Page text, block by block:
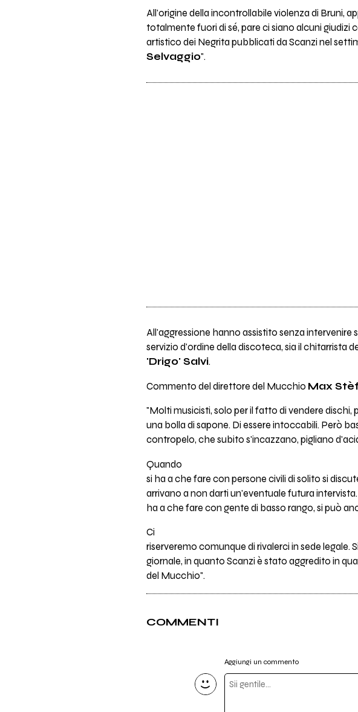
All'origine della incontrollabile violenza di Bruni,
totalmente fuori di sé, pare ci siano alcuni giudizi
artistico dei Negrita pubblicati da Scanzi nel
Selvaggio".
All'aggressione hanno assistito senza intervenire
servizio d'ordine della discoteca, sia il chitarrista
'Drigo' Salvi.
Commento del direttore del Mucchio Max
"Molti musicisti, solo per il fatto di vendere dischi,
una bolla di sapone. Di essere intoccabili. Però
contropelo, che subito s'incazzano, pigliano
Quando
si ha a che fare con persone civili di solito si
arrivano a non darti un'eventuale futura
ha a che fare con gente di basso rango, si può
Ci
riserveremo comunque di rivalerci in sede legale.
giornale, in quanto Scanzi è stato aggredito in
del Mucchio".
COMMENTI
Aggiungi un commento